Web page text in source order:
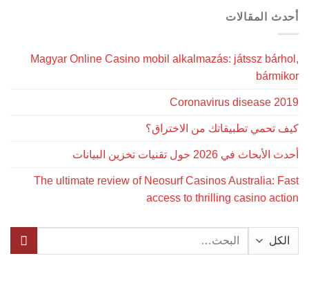
أحدث المقالات
Magyar Online Casino mobil alkalmazás: játssz bárhol,
bármikor
Coronavirus disease 2019
كيف تحمي تطبيقاتك من الاختراق؟
أحدث الأبحاث في 2026 حول تقنيات تخزين البيانات
The ultimate review of Neosurf Casinos Australia: Fast
access to thrilling casino action
البحث